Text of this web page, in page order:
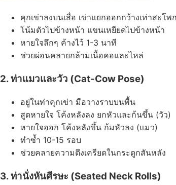
คุกเข่าลงบนเสื่อ เข่าแยกออกกว้างเท่าสะโพก
โน้มตัวไปข้างหน้า แขนเหยียดไปข้างหน้า
หายใจลึกๆ ค้างไว้ 1-3 นาที
ช่วยผ่อนคลายกล้ามเนื้อคอและไหล่
2. ท่าแมวและวัว (Cat-Cow Pose)
อยู่ในท่าคุกเข่า มือวางราบบนพื้น
สูดหายใจ โค้งหลังลง ยกหัวและก้นขึ้น (วัว)
หายใจออก โค้งหลังขึ้น ก้มหัวลง (แมว)
ทำซ้ำ 10-15 รอบ
ช่วยคลายความตึงเครียดในกระดูกสันหลัง
3. ท่านั่งหันศีรษะ (Seated Neck Rolls)